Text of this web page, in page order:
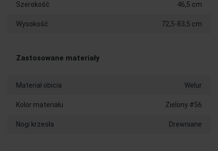
Szerokość 46,5 cm
Wysokość 72,5-83,5 cm
Zastosowane materiały
Materiał obicia Welur
Kolor materiału Zielony #56
Nogi krzesła Drewniane